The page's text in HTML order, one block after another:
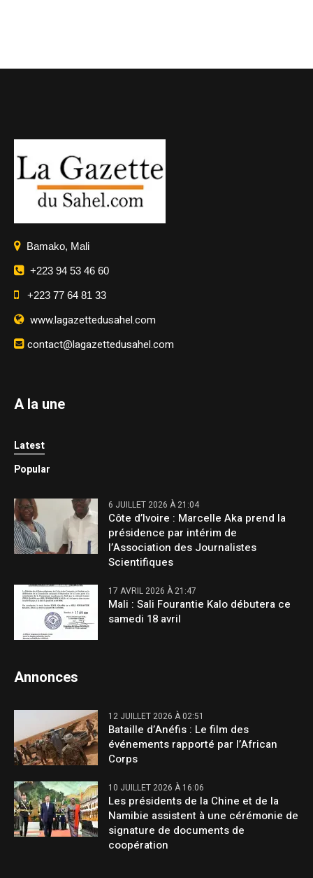
Bamako, Mali
+223 94 53 46 60
+223 77 64 81 33
www.lagazettedusahel.com
contact@lagazettedusahel.com
A la une
Latest
Popular
6 JUILLET 2026 À 21:04
Côte d’Ivoire : Marcelle Aka prend la
présidence par intérim de
l’Association des Journalistes
Scientifiques
17 AVRIL 2026 À 21:47
Mali : Sali Fourantie Kalo débutera ce
samedi 18 avril
Annonces
12 JUILLET 2026 À 02:51
Bataille d’Anéfis : Le film des
événements rapporté par l’African
Corps
10 JUILLET 2026 À 16:06
Les présidents de la Chine et de la
Namibie assistent à une cérémonie de
signature de documents de
coopération